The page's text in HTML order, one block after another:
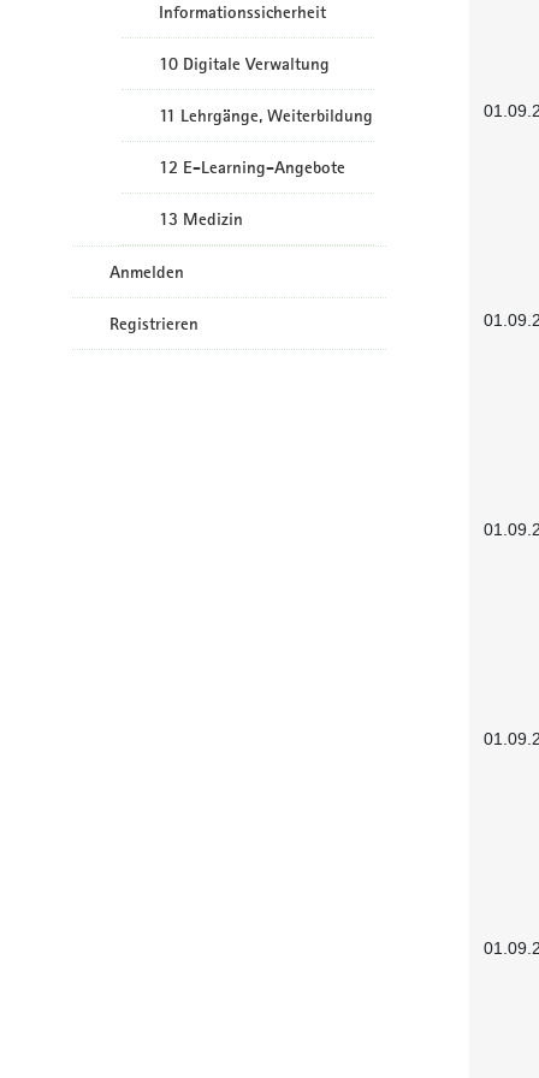
Informationssicherheit
10 Digitale Verwaltung
11 Lehrgänge, Weiterbildung
12 E-Learning-Angebote
13 Medizin
Anmelden
Registrieren